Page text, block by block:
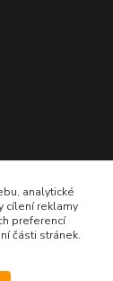
analytické
cílení reklamy
preferencí
části stránek.